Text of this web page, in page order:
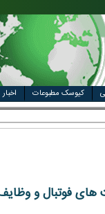
کیوسک مطبوعات اخبار
های فوتبال و